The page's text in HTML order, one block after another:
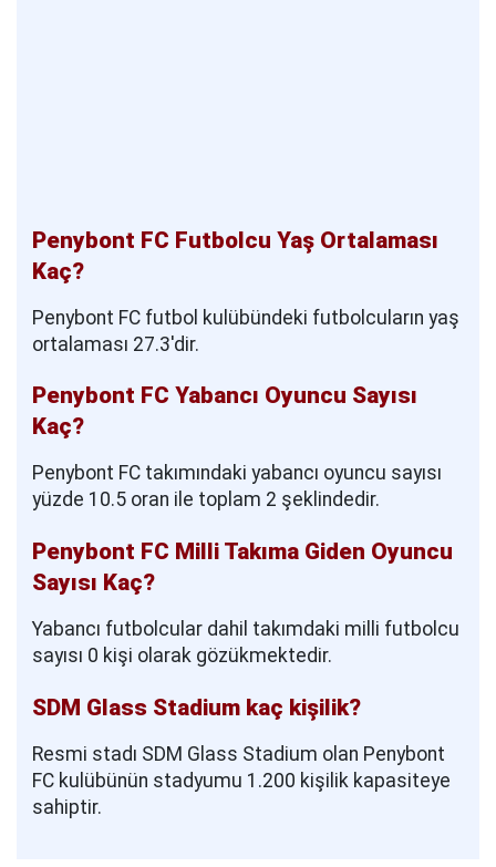
Penybont FC Futbolcu Yaş Ortalaması
Kaç?
Penybont FC futbol kulübündeki futbolcuların yaş
ortalaması 27.3'dir.
Penybont FC Yabancı Oyuncu Sayısı
Kaç?
Penybont FC takımındaki yabancı oyuncu sayısı
yüzde 10.5 oran ile toplam 2 şeklindedir.
Penybont FC Milli Takıma Giden Oyuncu
Sayısı Kaç?
Yabancı futbolcular dahil takımdaki milli futbolcu
sayısı 0 kişi olarak gözükmektedir.
SDM Glass Stadium kaç kişilik?
Resmi stadı SDM Glass Stadium olan Penybont
FC kulübünün stadyumu 1.200 kişilik kapasiteye
sahiptir.